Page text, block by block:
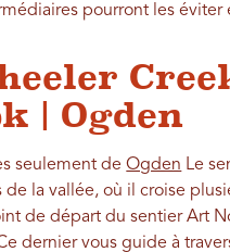
pourront les éviter
| Ogden
seulement deOgden Le
la vallée, où il croise
de départ du sentier Art
dernier vous guide à